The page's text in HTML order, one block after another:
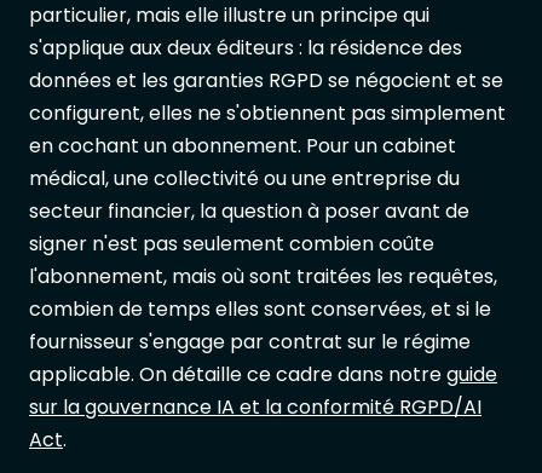
particulier, mais elle illustre un principe qui
s'applique aux deux éditeurs : la résidence des
données et les garanties RGPD se négocient et se
configurent, elles ne s'obtiennent pas simplement
en cochant un abonnement. Pour un cabinet
médical, une collectivité ou une entreprise du
secteur financier, la question à poser avant de
signer n'est pas seulement combien coûte
l'abonnement, mais où sont traitées les requêtes,
combien de temps elles sont conservées, et si le
fournisseur s'engage par contrat sur le régime
applicable. On détaille ce cadre dans notreguide
sur la gouvernance IA et la conformité RGPD/AI
Act.